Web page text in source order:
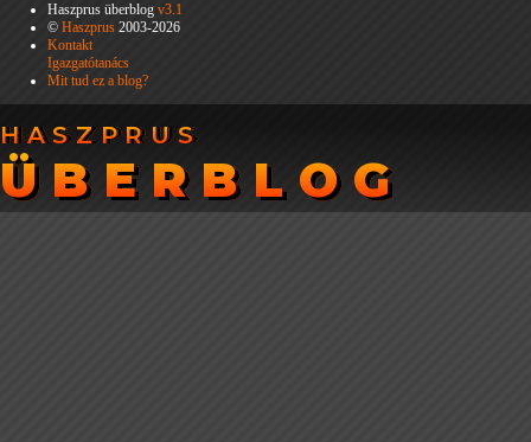
Haszprus überblog v3.1
© Haszprus 2003-2026
Kontakt
Igazgatótanács
Mit tud ez a blog?
HASZPRUS
ÜBERBLOG
HASZPRUS
ÜBERBLOG